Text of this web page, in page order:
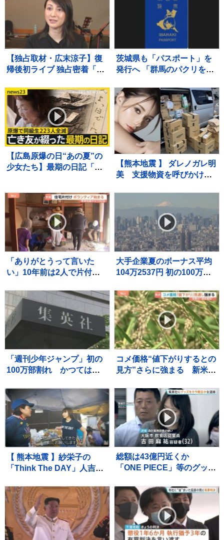
【独占取材・広末涼子】復
帰後初ライブ 独占密着「次
って…」病名公表を決断さ
せた“次男の言葉”（特別イ
ンタビュー）
茨城県も「パスポート」を
発行へ 「群馬のパクリを狙
の了解も得た」
【広島原爆の日“あの夏”の
少女たち】最期の日記「き
人全滅”残された少女の葛藤
【news23】
【熊本地震 】 ダレノガレ明
美 支援物資を呼びかけ
ました！」「皆様本当に本
当にありがとうございま
す」
「ありがとうって言いた
い」10年前は2人で片付け
らしの被災者に片付けのボ
ランティア支援【熊本地震
から10日目】
大手企業夏のボーナス平均
104万2537円 初の100万円
高水準の賃上げが反映 経
団連最終集計
「週刊少年ジャンプ」初の
100万部割れ かつては漫
を記録 国内雑誌で100万
部超えゼロに
コメ価格“値下がりするとの
見方”さらに強まる 新米価
小売価格が値下がりしてい
くのかが焦点
【 熊本地震 】紗栄子の
「Think The DAY」人吉
資拠点確保にあたる 栃木
県から給水車も派遣
総額は43億円近くか
「ONE PIECE」等のグッズ
繰り返した偽計業務妨害の
疑いで女（32）逮捕「日々
の生活でストレスたま
り」 警視庁